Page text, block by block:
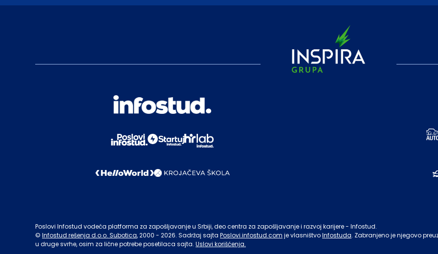
Poslovi Infostud vodeća platforma za zapošljavanje u Srbiji, deo centra za zapošljavanje i razvoj karijere - Infostud.
© Infostud rešenja d.o.o. Subotica, 2000 - 2026. Sadržaj sajta Poslovi.infostud.com je vlasništvoInfostuda. Zabranjeno je njegovo
u druge svrhe, osim za lične potrebe posetilaca sajta. Uslovi korišćenja.